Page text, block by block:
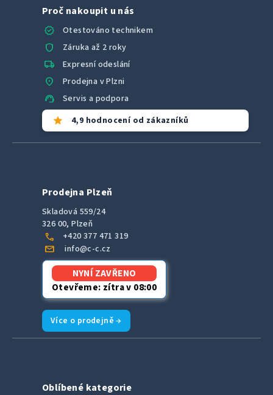
Proč nakoupit u nás
verified
Otestováno technikem
shield Záruka až 2 roky
local_shipping Expresní odeslání
location_on Prodejna v Plzni
support_agent Servis a podpora
star 4,9 hodnocení od zákazníků
Prodejna Plzeň
Skladová 559/24
326 00, Plzeň
call +420 377 471 319
mail info@c-c.cz
NYNÍ ZAVŘENO
Otevřeme: zítra v 08:00
Více o prodejně →
Oblíbené kategorie